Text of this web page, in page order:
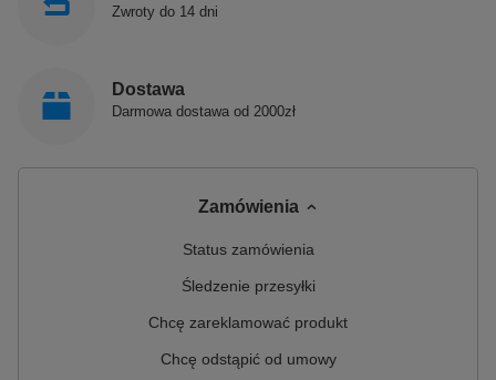
Zwroty do 14 dni
Dostawa
Darmowa dostawa od 2000zł
Zamówienia
Status zamówienia
Śledzenie przesyłki
Chcę zareklamować produkt
Chcę odstąpić od umowy